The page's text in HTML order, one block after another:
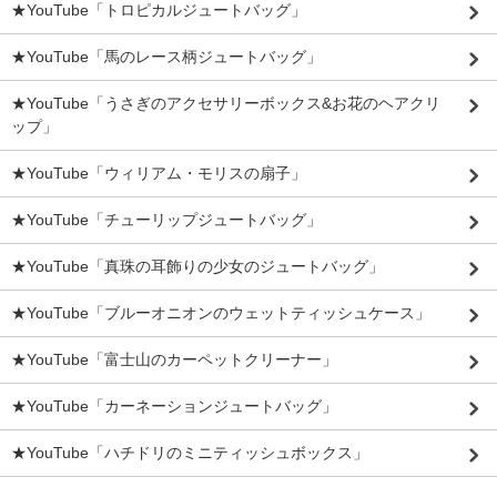
★YouTube「トロピカルジュートバッグ」
★YouTube「馬のレース柄ジュートバッグ」
★YouTube「うさぎのアクセサリーボックス&お花のヘアクリ
ップ」
★YouTube「ウィリアム・モリスの扇子」
★YouTube「チューリップジュートバッグ」
★YouTube「真珠の耳飾りの少女のジュートバッグ」
★YouTube「ブルーオニオンのウェットティッシュケース」
★YouTube「富士山のカーペットクリーナー」
★YouTube「カーネーションジュートバッグ」
★YouTube「ハチドリのミニティッシュボックス」